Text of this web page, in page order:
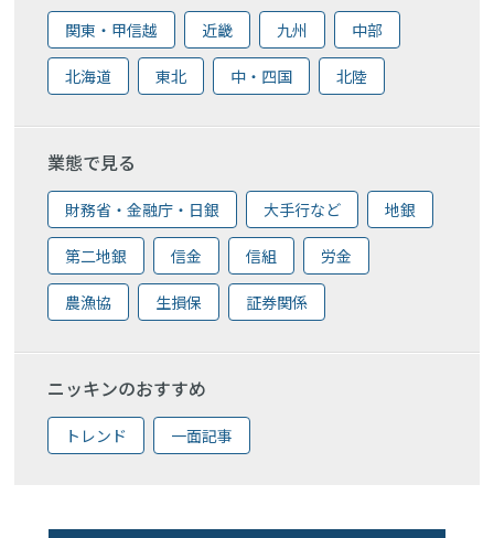
関東・甲信越 近畿 九州 中部
北海道 東北 中・四国 北陸
業態で見る
財務省・金融庁・日銀 大手行など 地銀
第二地銀 信金 信組 労金
農漁協 生損保 証券関係
ニッキンのおすすめ
トレンド 一面記事